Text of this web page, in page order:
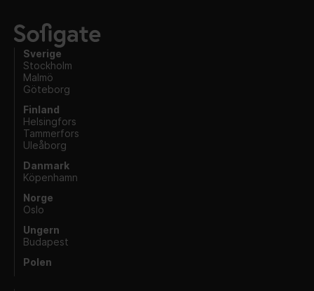
Sverige
Stockholm
Malmö
Göteborg
Finland
Helsingfors
Tammerfors
Uleåborg
Danmark
Köpenhamn
Norge
Oslo
Ungern
Budapest
Polen